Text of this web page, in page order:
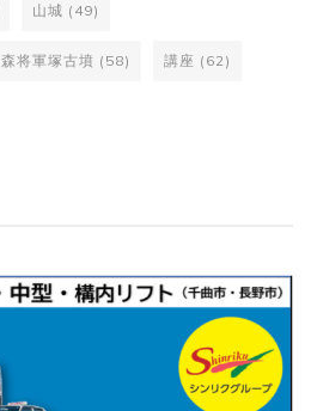
山城 (49)
森将軍塚古墳 (58) 講座 (62)